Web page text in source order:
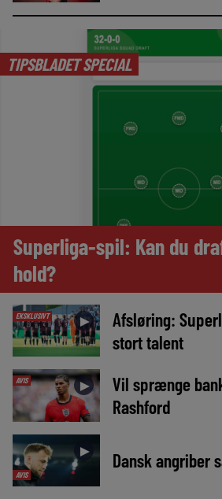
TIPSBLADET SPECIAL
Superliga-spil: Kan du
hold?
EKSKLUSIVT ►
Afsløring:
stort talent
AVIS ►
Vil sprænge
Rashford
AVIS
► Dansk angriber